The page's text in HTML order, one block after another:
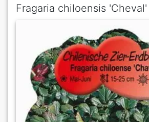
Fragaria chiloensis 'Cheval'